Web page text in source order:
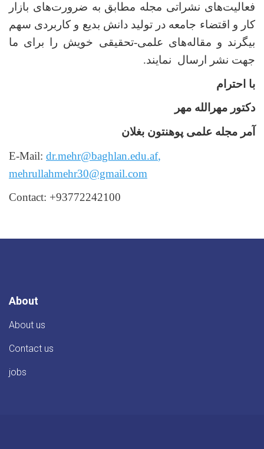
فعالیت‌های نشراتی مجله مطابق به ضرورت‌های بازار
کار و اقتضاء جامعه در تولید دانش بدیع و کاربردی سهم
بیگرند و مقاله‌های علمی-تحقیقی خویش را برای ما
جهت نشر ارسال نمایند.
با احترام
دکتور مهرالله مهر
آمر مجله علمی پوهنتون بغلان
E-Mail: dr.mehr@baghlan.edu.af,
mehrullahmehr30@gmail.com
Contact: +93772242100
About
About us
Contact us
jobs